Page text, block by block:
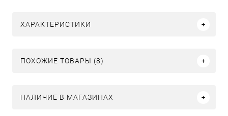
ХАРАКТЕРИСТИКИ
ПОХОЖИЕ ТОВАРЫ (8)
НАЛИЧИЕ В МАГАЗИНАХ